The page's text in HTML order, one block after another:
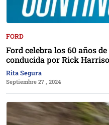
FORD
Ford celebra los 60 años
conducida por Rick
Rita Segura
Septiembre 27 , 2024